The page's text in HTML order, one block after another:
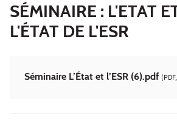
SÉMINAIRE : L'ETAT
L'ÉTAT DE L'ESR
Séminaire L’État et l’ESR (6).pdf